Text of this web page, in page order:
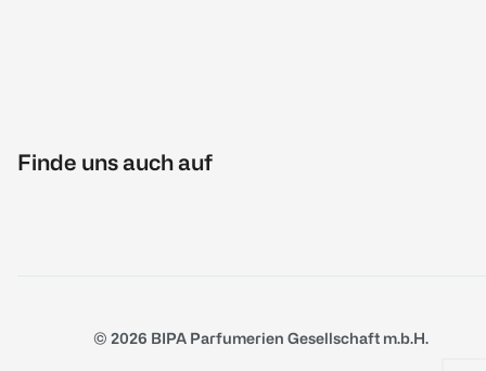
Finde uns auch auf
© 2026 BIPA Parfumerien Gesellschaft m.b.H.